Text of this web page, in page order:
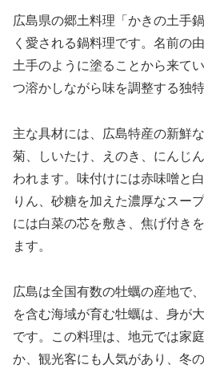
広島県の郷土料理「かきの土手
く愛される鍋料理です。名前の
土手のように塗ることから来て
つ溶かしながら味を調整する独
主な具材には、広島特産の新鮮
菊、しいたけ、えのき、にんじ
われます。味付けには赤味噌と
りん、砂糖を加えた濃厚なスー
には白菜の芯を敷き、焦げ付き
ます。
広島は全国有数の牡蠣の産地で
を含む海域が育む牡蠣は、身が
です。この料理は、地元では家
か、観光客にも人気があり、冬